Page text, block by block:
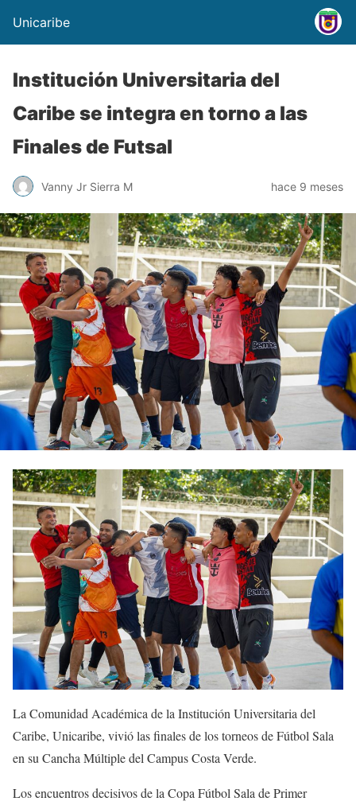
Unicaribe
Institución Universitaria del
Caribe se integra en torno a las
Finales de Futsal
Vanny Jr Sierra M hace 9 meses
La Comunidad Académica de la Institución Universitaria del
Caribe, Unicaribe, vivió las finales de los torneos de Fútbol Sala
en su Cancha Múltiple del Campus Costa Verde.
Los encuentros decisivos de la Copa Fútbol Sala de Primer